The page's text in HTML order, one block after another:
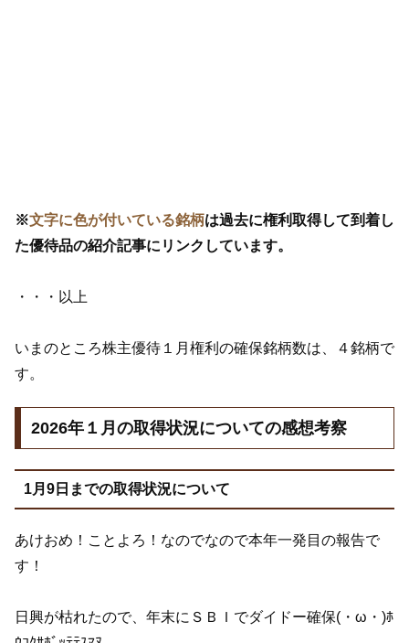
※文字に色が付いている銘柄は過去に権利取得して到着し
た優待品の紹介記事にリンクしています。
・・・以上
いまのところ株主優待１月権利の確保銘柄数は、４銘柄で
す。
2026年１月の取得状況についての感想考察
1月9日までの取得状況について
あけおめ！ことよろ！なのでなので本年一発目の報告で
す！
日興が枯れたので、年末にＳＢＩでダイドー確保(・ω・)ﾎ